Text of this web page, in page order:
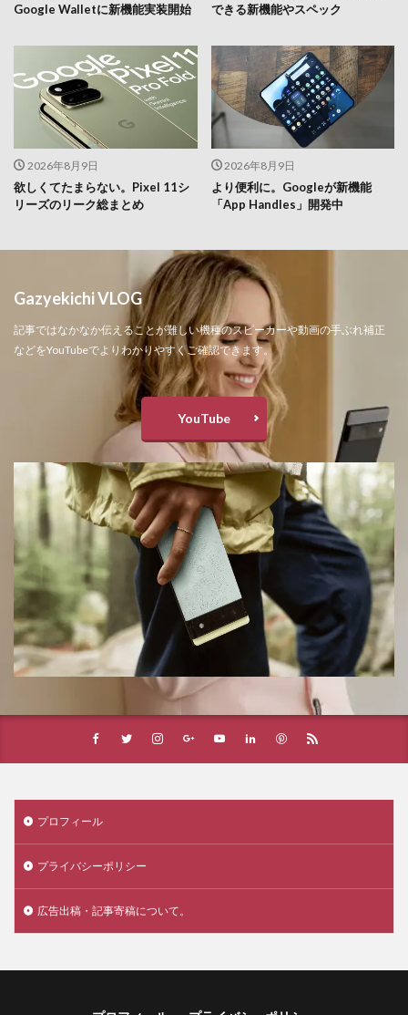
Google Walletに新機能実装開始
できる新機能やスペック
2026年8月9日
欲しくてたまらない。Pixel 11シ
リーズのリーク総まとめ
2026年8月9日
より便利に。Googleが新機能
「App Handles」開発中
Gazyekichi VLOG
記事ではなかなか伝えることが難しい機種のスピーカーや動画の手ぶれ補正
などをYouTubeでよりわかりやすくご確認できます。
YouTube
プロフィール
プライバシーポリシー
広告出稿・記事寄稿について。